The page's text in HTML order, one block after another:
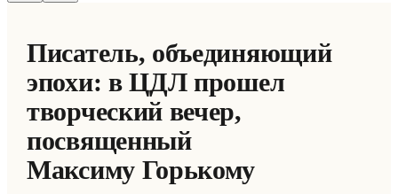
Писатель, объединяющий
эпохи: в ЦДЛ прошел
творческий вечер,
посвященный
Максиму Горькому